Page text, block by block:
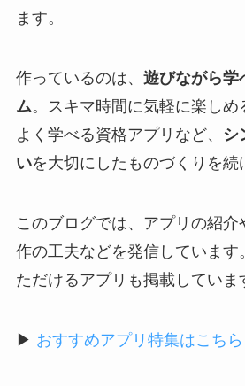
ます。
作っているのは、 遊びながら学
ム。スキマ時間に気軽に楽し
よく学べる資格アプリなど、
シ
いを大切にしたものづくりを続
このブログでは、アプリの紹介
作の工夫などを発信しています
ただけるアプリも掲載していま
▶ おすすめアプリ特集はこちら